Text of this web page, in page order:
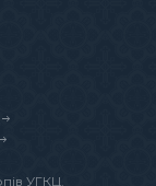
УГКЦ.